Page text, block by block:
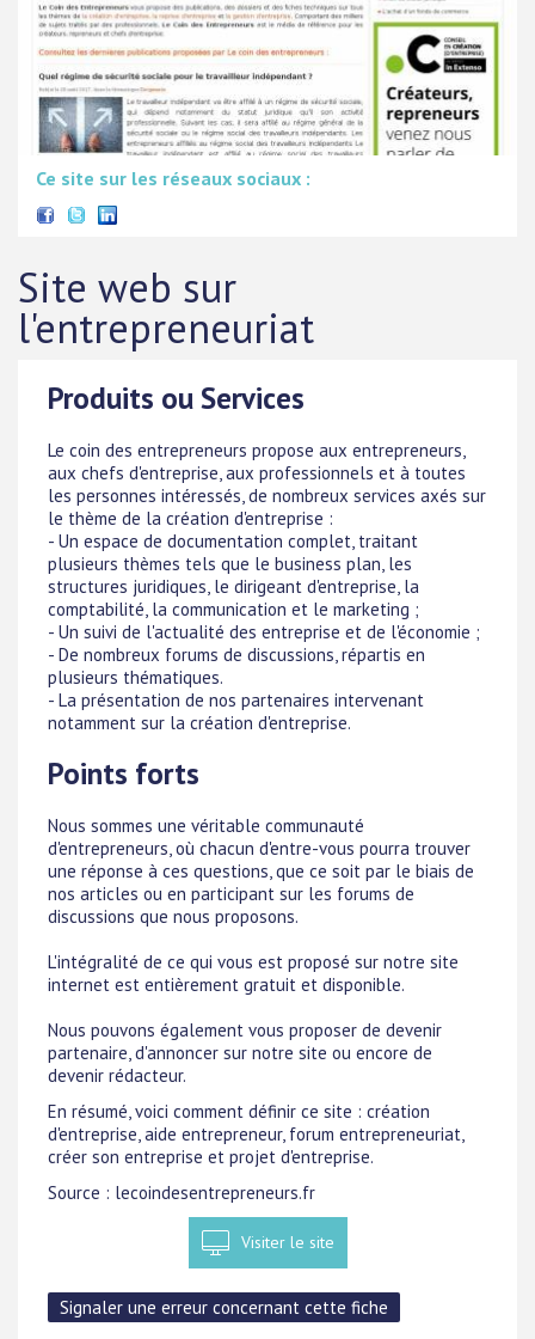
Ce site sur les réseaux sociaux :
Site web sur
l'entrepreneuriat
Produits ou Services
Le coin des entrepreneurs propose aux entrepreneurs,
aux chefs d'entreprise, aux professionnels et à toutes
les personnes intéressés, de nombreux services axés sur
le thème de la création d'entreprise :
- Un espace de documentation complet, traitant
plusieurs thèmes tels que le business plan, les
structures juridiques, le dirigeant d'entreprise, la
comptabilité, la communication et le marketing ;
- Un suivi de l'actualité des entreprise et de l'économie ;
- De nombreux forums de discussions, répartis en
plusieurs thématiques.
- La présentation de nos partenaires intervenant
notamment sur la création d'entreprise.
Points forts
Nous sommes une véritable communauté
d'entrepreneurs, où chacun d'entre-vous pourra trouver
une réponse à ces questions, que ce soit par le biais de
nos articles ou en participant sur les forums de
discussions que nous proposons.
L'intégralité de ce qui vous est proposé sur notre site
internet est entièrement gratuit et disponible.
Nous pouvons également vous proposer de devenir
partenaire, d'annoncer sur notre site ou encore de
devenir rédacteur.
En résumé, voici comment définir ce site : création
d'entreprise, aide entrepreneur, forum entrepreneuriat,
créer son entreprise et projet d'entreprise.
Source : lecoindesentrepreneurs.fr
Visiter le site